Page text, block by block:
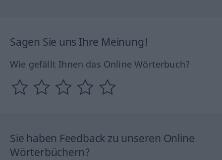
Sagen Sie uns Ihre Meinung!
Wie gefällt Ihnen das Online Wörterbuch?
Sie haben Feedback zu unseren Online
Wörterbüchern?